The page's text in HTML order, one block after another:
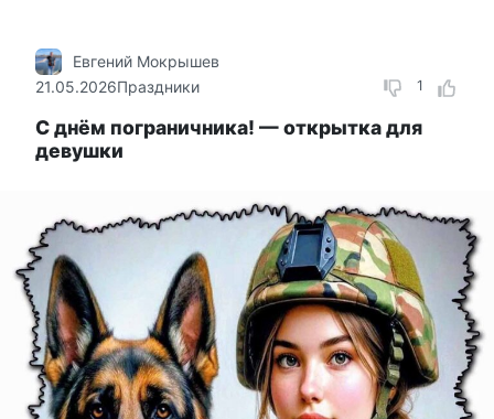
1
Евгений Мокрышев
21.05.2026Праздники
С днём пограничника! — открытка для
девушки